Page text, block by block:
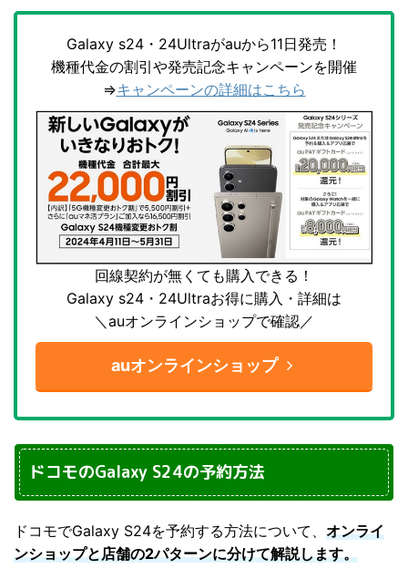
Galaxy s24・24Ultraがauから11日発売！
機種代金の割引や発売記念キャンペーンを開催
⇒キャンペーンの詳細はこちら
回線契約が無くても購入できる！
Galaxy s24・24Ultraお得に購入・詳細は
＼auオンラインショップで確認／
auオンラインショップ
ドコモのGalaxy S24の予約方法
ドコモでGalaxy S24を予約する方法について、 オンライ
ンショップと店舗の2パターンに分けて解説します。